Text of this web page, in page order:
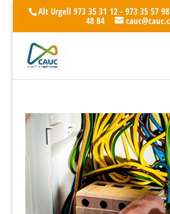
Alt Urgell 973 35 31 12 - 973 35 57
48 84